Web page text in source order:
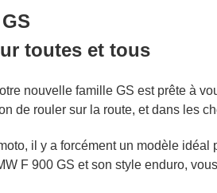
toutes et tous
nouvelle famille GS est prête à
de rouler sur la route, et dans les
il y a forcément un modèle
F 900 GS et son style enduro,